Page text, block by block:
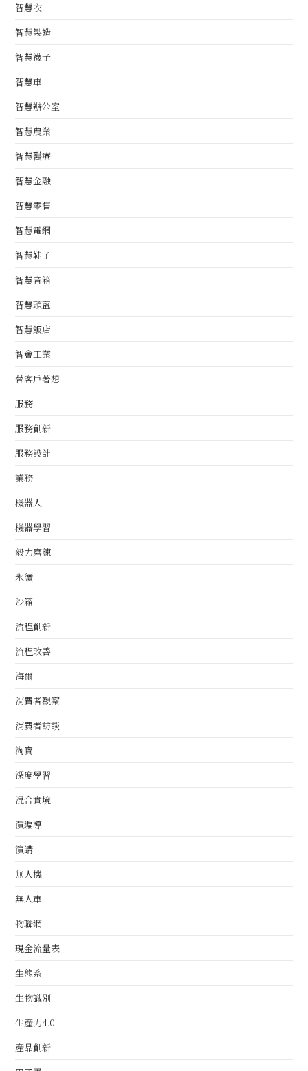
智慧衣
智慧製造
智慧襪子
智慧車
智慧辦公室
智慧農業
智慧醫療
智慧金融
智慧零售
智慧電網
智慧鞋子
智慧音箱
智慧頭盔
智慧飯店
智會工業
替客戶著想
服務
服務創新
服務設計
業務
機器人
機器學習
毅力磨練
永續
沙箱
流程創新
流程改善
海爾
消費者觀察
消費者訪談
淘寶
深度學習
混合實境
演編導
演講
無人機
無人車
物聯網
現金流量表
生態系
生物識別
生產力4.0
產品創新